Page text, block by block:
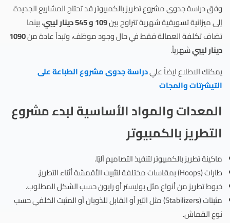
وفق دراسة جدوى مشروع تطريز بالكمبيوتر قد تحتاج المشاريع الجديدة
إلى ميزانية تسويقية شهرية تتراوح بين109 و 545 دينار ليبي
، بينما
تضاف تكلفة العمالة فقط في حال وجود موظف، وتبدأ عادة من1090
دينار ليبيشهرياً.
يمكنك الاطلاع ايضاً عليدراسة جدوى مشروع الطباعة على
التيشرتات والمجات
المعدات والمواد الأساسية لبدء مشروع
التطريز بالكمبيوتر
ماكينة تطريز بالكمبيوتر لتنفيذ التصاميم آليًا.
طارات (Hoops) بمقاسات مختلفة لتثبيت الأقمشة أثناء التطريز.
خيوط تطريز من أنواع مثل بوليستر أو رايون حسب الشكل المطلوب.
مثبتات (Stabilizers) مثل التير أو القابل للذوبان أو المثبت الخلفي حسب
نوع القماش.